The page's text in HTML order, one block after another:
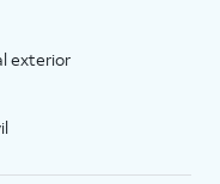
exterior